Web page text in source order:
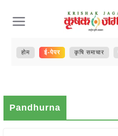
content
होम ई-पेपर कृषि समाचार
Pandhurna